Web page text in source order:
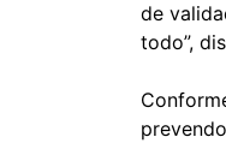
de
todo”,